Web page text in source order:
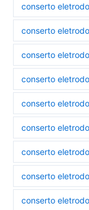
conserto
conserto
conserto
conserto
conserto
conserto
conserto
conserto
conserto